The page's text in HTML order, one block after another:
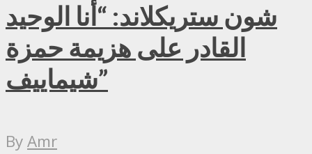
شون ستريكلاند: “أنا الوحيد
القادر على هزيمة حمزة
شيماييف”
ByAmr